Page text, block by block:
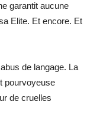
garantit aucune
Elite. Et encore. Et
de langage. La
pourvoyeuse
de cruelles